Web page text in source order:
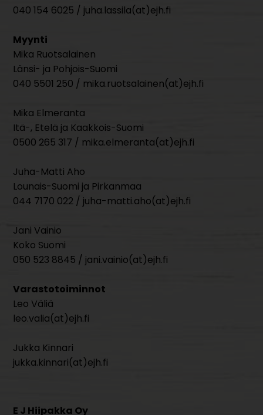
040 154 6025 / juha.lassila(at)ejh.fi
Myynti
Mika Ruotsalainen
Länsi- ja Pohjois-Suomi
040 5501 250 / mika.ruotsalainen(at)ejh.fi
Mika Elmeranta
Itä-, Etelä ja Kaakkois-Suomi
0500 265 317 / mika.elmeranta(at)ejh.fi
Juha-Matti Aho
Lounais-Suomi ja Pirkanmaa
044 7170 022 / juha-matti.aho(at)ejh.fi
Jani Vainio
Koko Suomi
050 523 8845 / jani.vainio(at)ejh.fi
Varastotoiminnot
Leo Väliä
leo.valia(at)ejh.fi
Jukka Kinnari
jukka.kinnari(at)ejh.fi
E J Hiipakka Oy